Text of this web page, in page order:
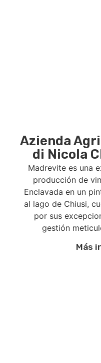
Azienda
di Nicola
Madrevite es una
producción de
Enclavada en un
al lago de Chiusi,
por sus
gestión
Más